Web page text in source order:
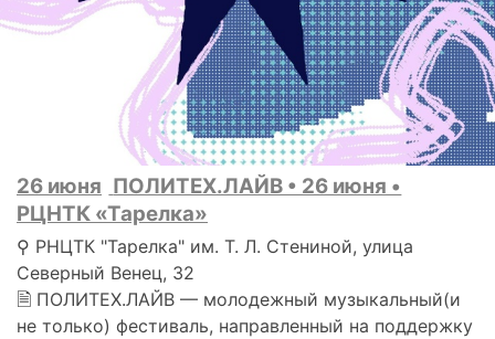
26 июня ПОЛИТЕХ.ЛАЙВ • 26 июня •
РЦНТК «Тарелка»
⚲ РНЦТК "Тарелка" им. Т. Л. Стениной, улица
Северный Венец, 32
🗎 ПОЛИТЕХ.ЛАЙВ — молодежный музыкальный(и
не только) фестиваль, направленный на поддержку